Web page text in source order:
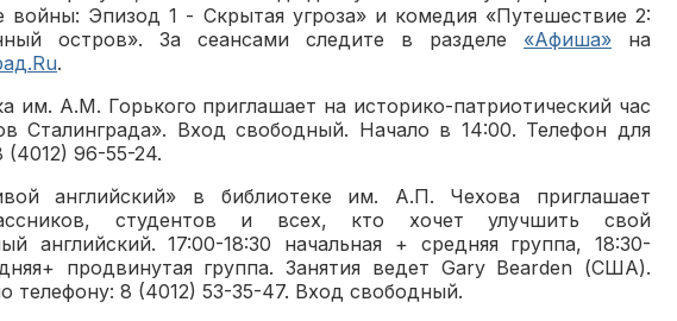
войны: Эпизод 1 - Скрытая угроза» и комедия «Путешествие 2:
остров». За сеансами следите в разделе «Афиша» на
.
им. А.М. Горького приглашает на историко-патриотический час
Сталинграда». Вход свободный. Начало в 14:00. Телефон для
(4012) 96-55-24.
английский» в библиотеке им. А.П. Чехова приглашает
студентов и всех, кто хочет улучшить свой
английский. 17:00-18:30 начальная + средняя группа, 18:30-
продвинутая группа. Занятия ведет Gary Bearden (США).
телефону: 8 (4012) 53-35-47. Вход свободный.